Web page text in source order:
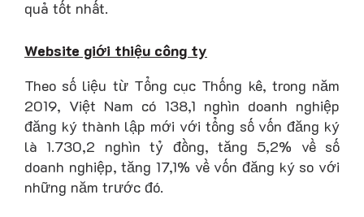
quả tốt nhất.
Website giới thiệu công ty
Theo số liệu từ Tổng cục Thống kê, trong năm
2019, Việt Nam có 138,1 nghìn doanh nghiệp
đăng ký thành lập mới với tổng số vốn đăng ký
là 1.730,2 nghìn tỷ đồng, tăng 5,2% về số
doanh nghiệp, tăng 17,1% về vốn đăng ký so với
những năm trước đó.